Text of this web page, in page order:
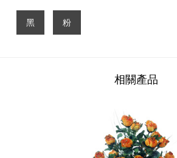
黑 粉
相關產品